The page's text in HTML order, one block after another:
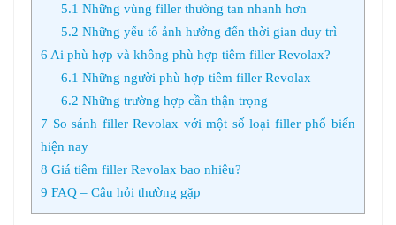
5.1 Những vùng filler thường tan nhanh hơn
5.2 Những yếu tố ảnh hưởng đến thời gian duy trì
6 Ai phù hợp và không phù hợp tiêm filler Revolax?
6.1 Những người phù hợp tiêm filler Revolax
6.2 Những trường hợp cần thận trọng
7 So sánh filler Revolax với một số loại filler phổ biến
hiện nay
8 Giá tiêm filler Revolax bao nhiêu?
9 FAQ – Câu hỏi thường gặp